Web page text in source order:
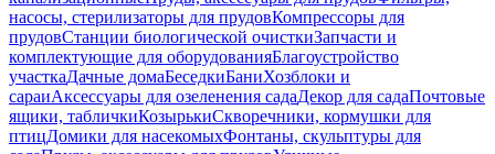
насосы, стерилизаторы для прудовКомпрессоры для
прудовСтанции биологической очисткиЗапчасти и
комплектующие для оборудованияБлагоустройство
участкаДачные домаБеседкиБаниХозблоки и
сараиАксессуары для озеленения садаДекор для садаПочтовые
ящики, табличкиКозырькиСкворечники, кормушки для
птицДомики для насекомыхФонтаны, скульптуры для